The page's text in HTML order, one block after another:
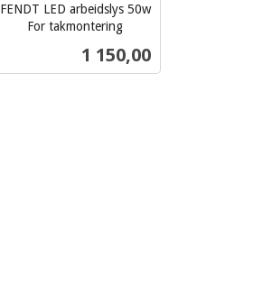
FENDT LED arbeidslys 50w
For takmontering
Pris
1 150,00